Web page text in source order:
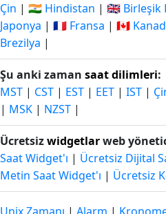
Çin | 🇮🇳 Hindistan | 🇬🇧 Birleşik
Japonya | 🇫🇷 Fransa | 🇨🇦
Brezilya |
Şu anki zaman saat dilimleri:
MST | CST | EST | EET | IST |
| MSK | NZST |
Ücretsizwidgetlarweb
Saat Widget'ı | Ücretsiz Dijital
Metin Saat Widget'ı | Ücretsiz